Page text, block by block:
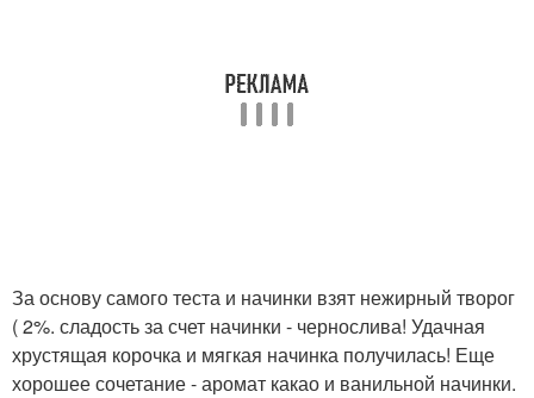
За основу самого теста и начинки взят нежирный творог
( 2%. сладость за счет начинки - чернослива! Удачная
хрустящая корочка и мягкая начинка получилась! Еще
хорошее сочетание - аромат какао и ванильной начинки.